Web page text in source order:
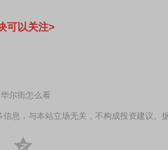
可以关注>
尔街怎么看
息，与本站立场无关，不构成投资建议。